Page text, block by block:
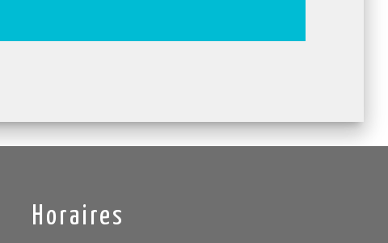
Horaires